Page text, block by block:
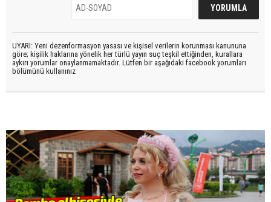
UYARI: Yeni dezenformasyon yasası ve kişisel verilerin korunması kanununa
göre; kişilik haklarına yönelik her türlü yayın suç teşkil ettiğinden, kurallara
aykırı yorumlar onaylanmamaktadır. Lütfen bir aşağıdaki facebook yorumları
bölümünü kullanınız